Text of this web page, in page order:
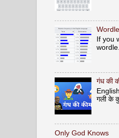
If you
गंध की
गली के
Only God Knows